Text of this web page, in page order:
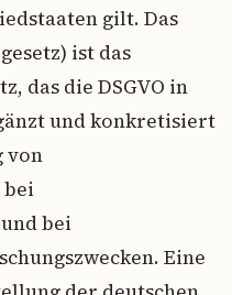
gilt. Das
ist das
das die DSGVO in
und konkretisiert
von
bei
bei
Eine